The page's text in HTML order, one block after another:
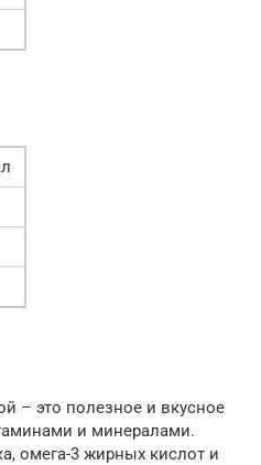
– это полезное и вкусное
и минералами.
омега-3 жирных кислот и